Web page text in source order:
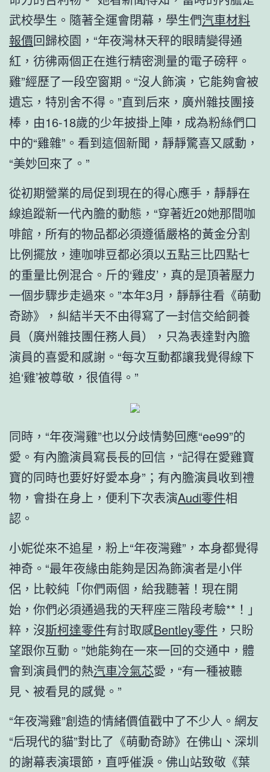
武校學生。隨著全運會閉幕，學生們汽車材料
報價回歸校園，“年夜灣林天秤的眼睛變得通
紅，彷彿兩個正在進行精密測量的電子磅秤。
雞”經歷了一段空窗期。“沒人飾演，它能夠會被
遺忘，特別舍不得。”直到后來，廣州雜技團接
棒，由16-18歲的少年披掛上陣，成為粉絲們口
中的“雞雜”。看到這個新聞，靜靜驚喜又感動，
“美妙回來了。”
從初期營業的局促到現在的得心應手，靜靜在
線追蹤新一代內膽的動態，“穿著近20她那間咖
啡館，所有的物品都必須遵循嚴格的黃金分割
比例擺放，連咖啡豆都必須以五點三比四點七
的重量比例混合。斤的‘雞皮’，真的是頂著壓力
一個步驟步走過來。”本年3月，靜靜往看《萌動
奇跡》，糾結半天不由得寫了一封信交給飼養
員（廣州雜技團任務人員），只為表達對內膽
演員的喜愛和感謝。“每次互動都讓我覺得線下
追‘雞’被尊敬，很值得。”
同時，“年夜灣雞”也以分歧情勢回應“ee99”的
愛。有內膽演員寫長長的回信，“記得在愛雞寶
寶的同時也要好好愛本身”；有內膽演員收到禮
物，會掛在身上，便利下次表演Audi零件相
認。
小妮從來不追星，粉上“年夜灣雞”，本身都覺得
神奇。“最年夜緣由能夠是因為飾演者是小伴
侶，比較純「你們兩個，給我聽著！現在開
始，你們必須通過我的天秤座三階段考驗**！」
粹，沒斯柯達零件有討取感Bentley零件 ，只盼
望跟你互動。”她能夠在一來一回的交通中，體
會到演員們的熱汽車冷氣芯愛，“有一種被聽
見、被看見的感覺。”
“年夜灣雞”創造的情緒價值戳中了不少人。網友
“后現代的貓”對比了《萌動奇跡》在佛山、深圳
的謝幕表演環節，直呼催淚。佛山站致敬《葉